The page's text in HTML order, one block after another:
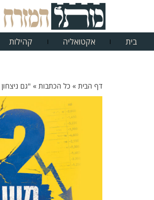
בית אקטואליה קהילות
דף הבית » כל הכתבות » "גם